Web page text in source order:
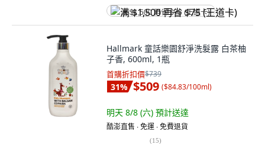
满 $1,500 再省 $75 (王道卡)
Hallmark 童話樂園舒淨洗髮露 白茶柚
子香, 600ml, 1瓶
首購折扣價$739
31% $509 ($84.83/100ml)
明天 8/8 (六) 預計送達
酷澎直售 ∙ 免運 ∙ 免費退貨
(15)